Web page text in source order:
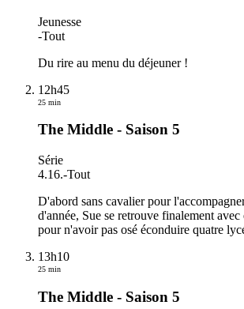
Jeunesse
-Tout
Du rire au menu du déjeuner !
12h45
25 min
The Middle - Saison 5
Série
4.16.-Tout
D'abord sans cavalier pour
d'année, Sue se retrouve finalement
pour n'avoir pas osé éconduire quatre
13h10
25 min
The Middle - Saison 5